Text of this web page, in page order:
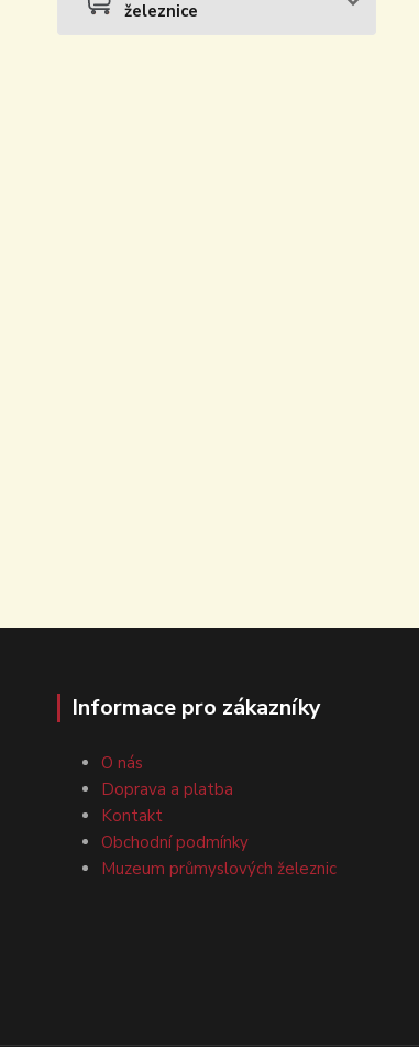
železnice
Informace pro zákazníky
O nás
Doprava a platba
Kontakt
Obchodní podmínky
Muzeum průmyslových železnic